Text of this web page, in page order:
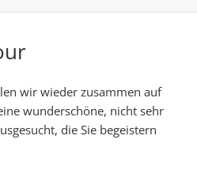
wir wieder zusammen auf
wunderschöne, nicht sehr
die Sie begeistern